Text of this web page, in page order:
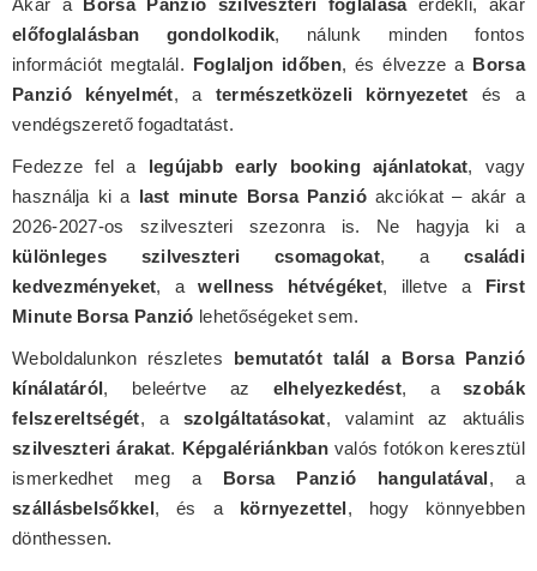
előfoglalásban gondolkodik, nálunk minden fontos
információt megtalál. Foglaljon időben, és élvezze a Borsa
Panzió kényelmét, a természetközeli környezetet és a
vendégszerető fogadtatást.
Fedezze fel a legújabb early booking ajánlatokat, vagy
használja ki a last minute Borsa Panzióakciókat – akár a
2026-2027-os szilveszteri szezonra is. Ne hagyja ki a
különleges szilveszteri csomagokat, a családi
kedvezményeket, awellness hétvégéket, illetve a First
Minute Borsa Panzió lehetőségeket sem.
Weboldalunkon részletes bemutatót talál a Borsa Panzió
kínálatáról, beleértve az elhelyezkedést, aszobák
felszereltségét, a szolgáltatásokat, valamint az aktuális
szilveszteri árakat. Képgalériánkban valós fotókon keresztül
ismerkedhet meg a Borsa Panzió hangulatával, a
szállásbelsőkkel, és a környezettel, hogy könnyebben
dönthessen.